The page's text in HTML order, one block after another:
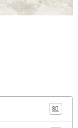
80